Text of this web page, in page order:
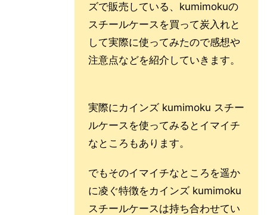
ズで販売している、kumimokuの
スチールケースを買って炭入れと
して実際に使ってみたので感想や
注意点などを紹介していきます。
実際にカインズ kumimoku スチー
ルケースを使ってみるとイマイチ
なところもあります。
でもそのイマイチなところを遥か
に凌ぐ特徴をカインズ kumimoku
スチールケースは持ち合わせてい